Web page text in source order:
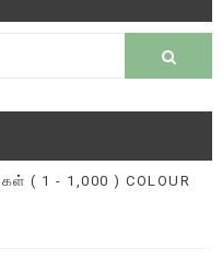
( 1 - 1,000 ) COLOUR